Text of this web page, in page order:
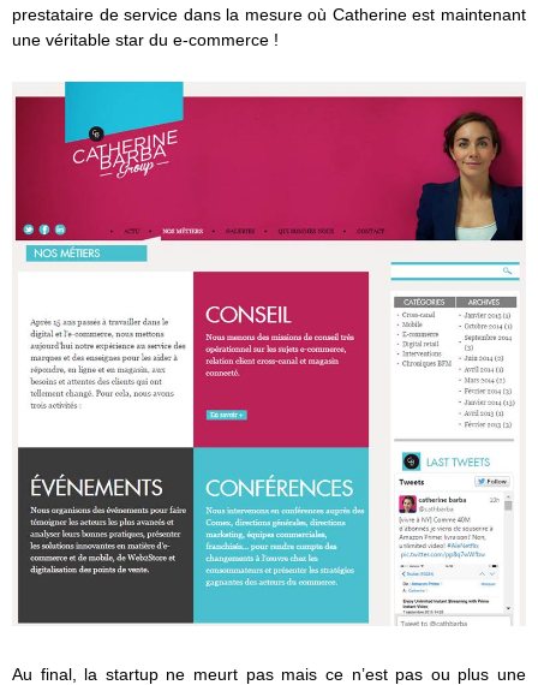
prestataire de service dans la mesure où Catherine est maintenant
une véritable star du e-commerce !
Au final, la startup ne meurt pas mais ce n’est pas ou plus une